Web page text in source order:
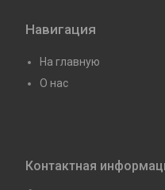
Навигация
На главную
О нас